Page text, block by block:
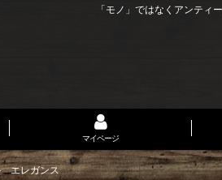
「モノ」ではなくアンテ
マイページ
エレガンス